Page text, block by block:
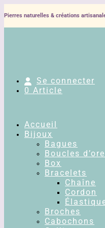
Pierres naturelles & créations
Se connecter
0 Article
Accueil
Bijoux
Bagues
Boucles
Box
Bracelets
Chaîne
Cordon
Broches
Cabochons